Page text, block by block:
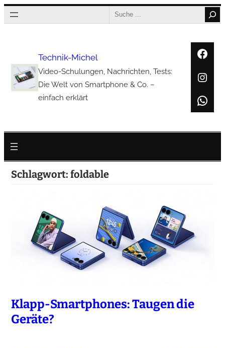
Zum
Inhalt
Search
Technik-Michel
Video-Schulungen, Nachrichten, Tests:
Die Welt von Smartphone & Co. –
einfach erklärt
Schlagwort: foldable
Klapp-Smartphones: Taugen die
Geräte?